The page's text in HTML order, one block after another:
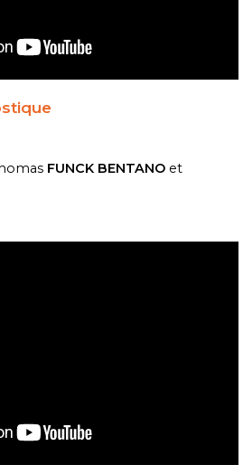
FUNCK BENTANO et